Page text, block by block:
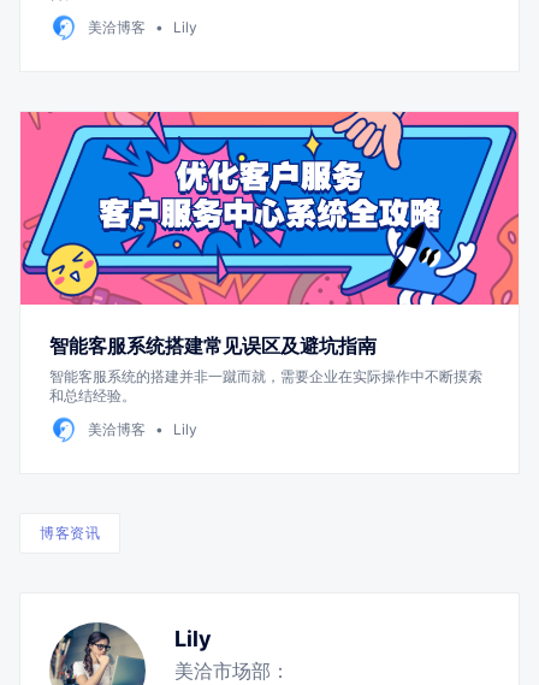
美洽博客
Lily
智能客服系统搭建常见误区及避坑指南
智能客服系统的搭建并非一蹴而就，需要企业在实际操作中不断摸索
和总结经验。
美洽博客
Lily
博客资讯
Lily
美洽市场部：